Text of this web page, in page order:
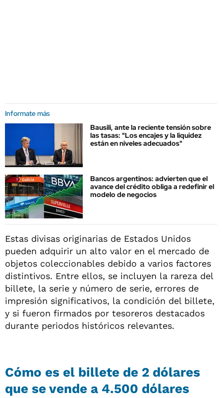
Informate más
Bausili, ante la reciente tensión sobre
las tasas: "Los encajes y la liquidez
están en niveles adecuados"
Bancos argentinos: advierten que el
avance del crédito obliga a redefinir el
modelo de negocios
Estas divisas originarias de Estados Unidos
pueden adquirir un alto valor en el mercado de
objetos coleccionables debido a varios factores
distintivos. Entre ellos, se incluyen la rareza del
billete, la serie y número de serie, errores de
impresión significativos, la condición del billete,
y si fueron firmados por tesoreros destacados
durante periodos históricos relevantes.
Cómo es el billete de 2 dólares
que se vende a 4.500 dólares